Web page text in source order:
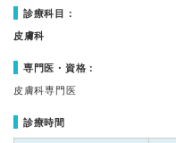
診療科目：
皮膚科
専門医・資格：
皮膚科専門医
診療時間